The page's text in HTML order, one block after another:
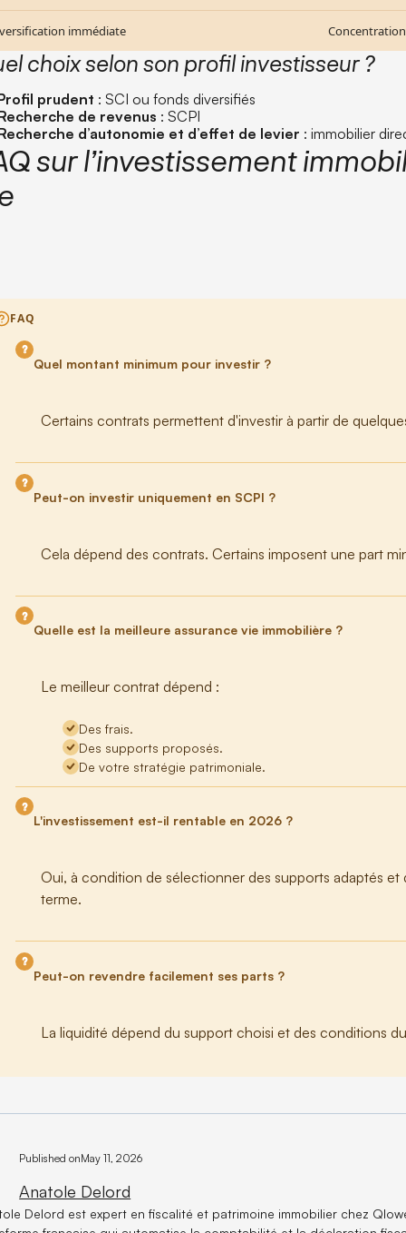
immédiate
choix selon son profil investisseur ?
prudent : SCI ou fonds diversifiés
de revenus : SCPI
d’autonomie et d’effet de levier : immobilier
sur l’investissement
FAQ
Quel montant minimum pour investir ?
Certains contrats permettent d'investir à partir de
Peut-on investir uniquement en SCPI ?
Cela dépend des contrats. Certains imposent une part
Quelle est la meilleure assurance vie immobilière ?
Le meilleur contrat dépend :
Des frais.
Des supports proposés.
De votre stratégie patrimoniale.
L'investissement est-il rentable en 2026 ?
Oui, à condition de sélectionner des supports adaptés
terme.
Peut-on revendre facilement ses parts ?
La liquidité dépend du support choisi et des conditions
Published onMay 11, 2026
Anatole Delord
Delord est expert en fiscalité et patrimoine immobilier chez